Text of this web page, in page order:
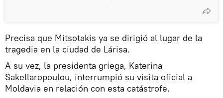
Precisa que Mitsotakis ya se dirigió al lugar de la
tragedia en la ciudad de Lárisa.
A su vez, la presidenta griega, Katerina
Sakellaropoulou, interrumpió su visita oficial a
Moldavia en relación con esta catástrofe.